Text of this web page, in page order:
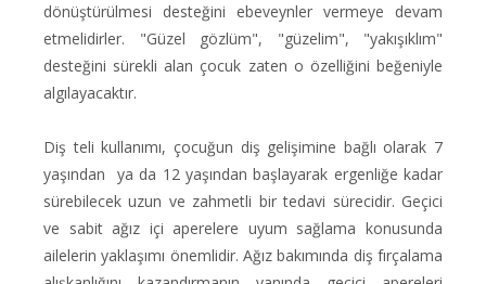
dönüştürülmesi desteğini ebeveynler vermeye devam
etmelidirler. "Güzel gözlüm", "güzelim", "yakışıklım"
desteğini sürekli alan çocuk zaten o özelliğini beğeniyle
algılayacaktır.
Diş teli kullanımı, çocuğun diş gelişimine bağlı olarak 7
yaşından ya da 12 yaşından başlayarak ergenliğe kadar
sürebilecek uzun ve zahmetli bir tedavi sürecidir. Geçici
ve sabit ağız içi aperelere uyum sağlama konusunda
ailelerin yaklaşımı önemlidir. Ağız bakımında diş fırçalama